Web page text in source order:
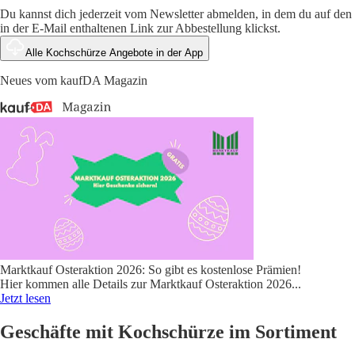
Du kannst dich jederzeit vom Newsletter abmelden, in dem du auf den
in der E-Mail enthaltenen Link zur Abbestellung klickst.
Alle Kochschürze Angebote in der App
Neues vom kaufDA Magazin
Marktkauf Osteraktion 2026: So gibt es kostenlose Prämien!
Hier kommen alle Details zur Marktkauf Osteraktion 2026...
Jetzt lesen
Geschäfte mit Kochschürze im Sortiment